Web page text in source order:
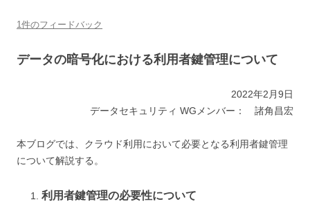
1件のフィードバック
データの暗号化における利用者鍵管理について
2022年2月9日
データセキュリティ WGメンバー： 諸角昌宏
本ブログでは、クラウド利用において必要となる利用者鍵管理
について解説する。
利用者鍵管理の必要性について